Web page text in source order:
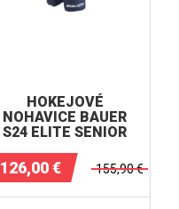
HOKEJOVÉ
NOHAVICE BAUER
S24 ELITE SENIOR
126,00€ 155,90€